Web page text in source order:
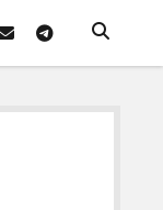
emailtelegram